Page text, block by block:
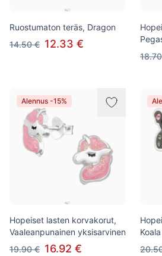
Ruostumaton teräs, Dragon
14.50 € 12.33 €
Alennus -15%
Hopeiset lasten korvakorut,
Vaaleanpunainen yksisarvinen
19.90 € 16.92 €
Koala